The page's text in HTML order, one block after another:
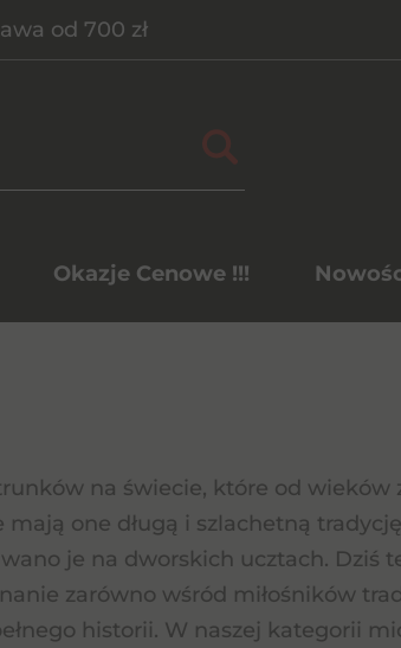
od 700 zł
Okazje Cenowe !!!
na świecie, które od
one długą i szlachetną
je na dworskich ucztach. Dziś
zarówno wśród miłośników
historii. W naszej kategorii